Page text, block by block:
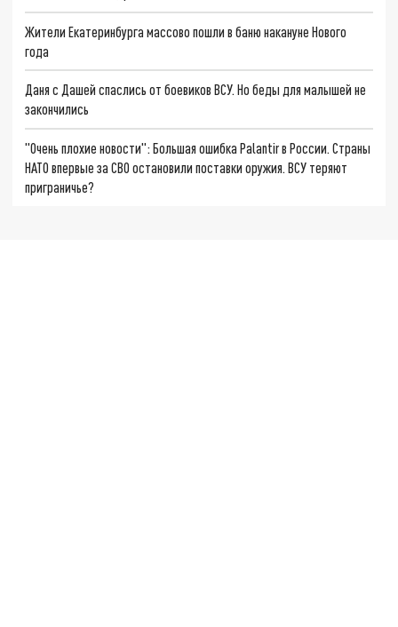
Жители Екатеринбурга массово пошли в баню накануне Нового
года
Даня с Дашей спаслись от боевиков ВСУ. Но беды для малышей не
закончились
"Очень плохие новости": Большая ошибка Palantir в России. Страны
НАТО впервые за СВО остановили поставки оружия. ВСУ теряют
приграничье?